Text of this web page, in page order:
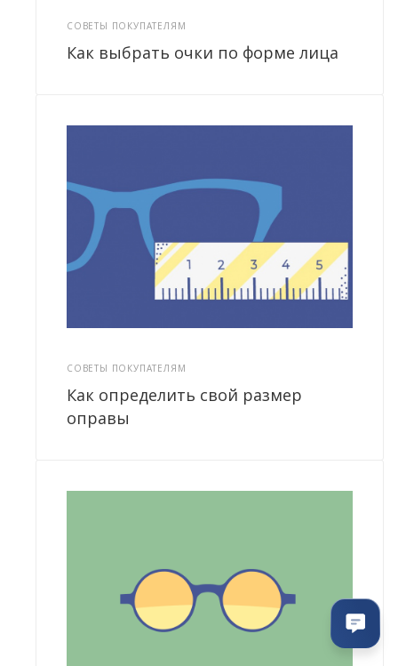
СОВЕТЫ ПОКУПАТЕЛЯМ
Как выбрать очки по форме лица
СОВЕТЫ ПОКУПАТЕЛЯМ
Как определить свой размер
оправы